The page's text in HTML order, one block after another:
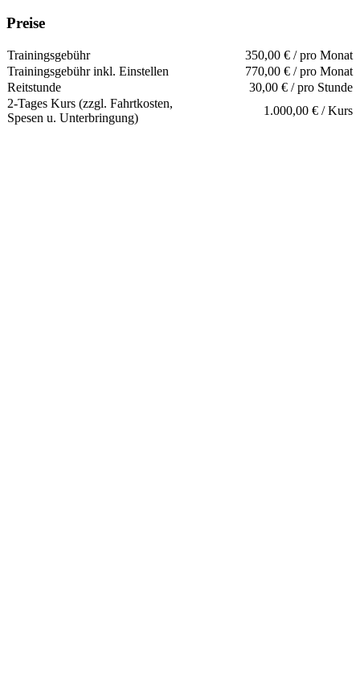
Preise
Trainingsgebühr
350,00 € / pro Monat
Trainingsgebühr inkl. Einstellen
770,00 € / pro Monat
Reitstunde
30,00 € / pro Stunde
2-Tages Kurs (zzgl. Fahrtkosten,
Spesen u. Unterbringung)
1.000,00 € / Kurs